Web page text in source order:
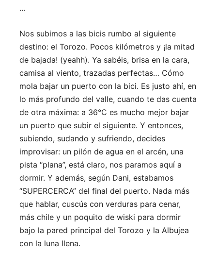
…
Nos subimos a las bicis rumbo al siguiente
destino: el Torozo. Pocos kilómetros y ¡la mitad
de bajada! (yeahh). Ya sabéis, brisa en la cara,
camisa al viento, trazadas perfectas… Cómo
mola bajar un puerto con la bici. Es justo ahí, en
lo más profundo del valle, cuando te das cuenta
de otra máxima: a 36°C es mucho mejor bajar
un puerto que subir el siguiente. Y entonces,
subiendo, sudando y sufriendo, decides
improvisar: un pilón de agua en el arcén, una
pista “plana”, está claro, nos paramos aquí a
dormir. Y además, según Dani, estabamos
“SUPERCERCA” del final del puerto. Nada más
que hablar, cuscús con verduras para cenar,
más chile y un poquito de wiski para dormir
bajo la pared principal del Torozo y la Albujea
con la luna llena.